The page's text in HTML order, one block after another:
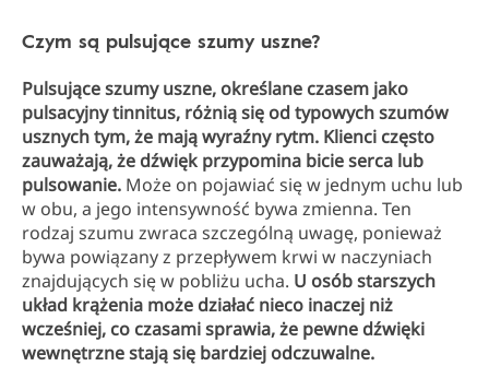
Czym są pulsujące szumy uszne?
Pulsujące szumy uszne, określane czasem jako
pulsacyjny tinnitus, różnią się od typowych szumów
usznych tym, że mają wyraźny rytm. Klienci często
zauważają, że dźwięk przypomina bicie serca lub
pulsowanie. Może on pojawiać się w jednym uchu lub
w obu, a jego intensywność bywa zmienna. Ten
rodzaj szumu zwraca szczególną uwagę, ponieważ
bywa powiązany z przepływem krwi w naczyniach
znajdujących się w pobliżu ucha. U osób starszych
układ krążenia może działać nieco inaczej niż
wcześniej, co czasami sprawia, że pewne dźwięki
wewnętrzne stają się bardziej odczuwalne.